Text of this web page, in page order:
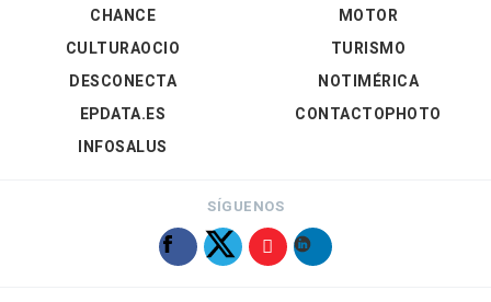
CHANCE
CULTURAOCIO
DESCONECTA
EPDATA.ES
INFOSALUS
MOTOR
TURISMO
NOTIMÉRICA
CONTACTOPHOTO
SÍGUENOS